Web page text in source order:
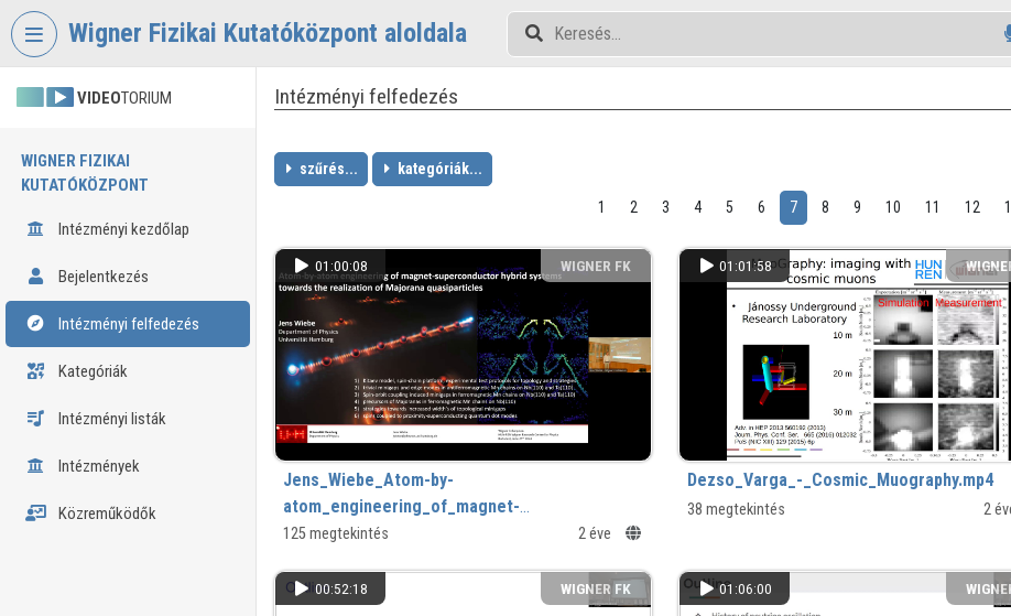
Fejléc kihagyása
Wigner Fizikai Kutatóközpont aloldala
VIDEOTORIUM
WIGNER FIZIKAI
KUTATÓKÖZPONT
Intézményi kezdőlap
Bejelentkezés
Intézményi felfedezés
Kategóriák
Intézményi listák
Intézmények
Közreműködők
Intézményi felfedezés
szűrés... kategóriák...
1 2 3 4 5 6 7 8 9 10 11 12
01:00:08 WIGNER FK
Jens_Wiebe_Atom-by-
atom_engineering_of_magnet-
superconductor_hybrid_systems_towards_the_realization_of_Majorana_quasiparticles
125 megtekintés 2 éve
01:01:58
Dezso_Varga_-_Cosmic_Muography.mp4
38 megtekintés 2
00:52:18 WIGNER FK 01:06:00